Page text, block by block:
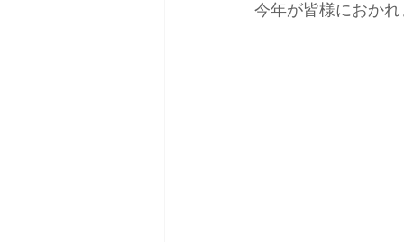
今年が皆様におか